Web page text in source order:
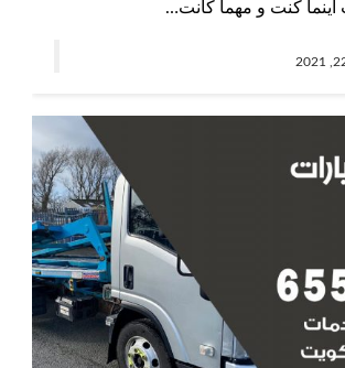
أينما كنت و مهما كانت…